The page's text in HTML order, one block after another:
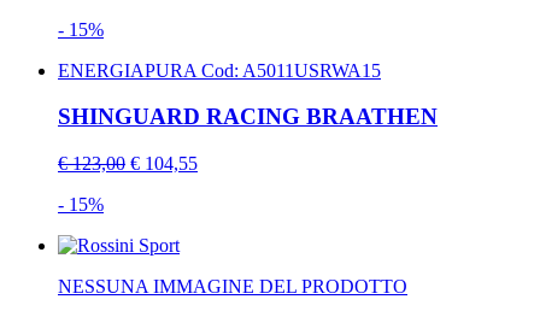
- 15%
ENERGIAPURA Cod: A5011USRWA15
SHINGUARD RACING BRAATHEN
€ 123,00 € 104,55
- 15%
NESSUNA IMMAGINE DEL PRODOTTO